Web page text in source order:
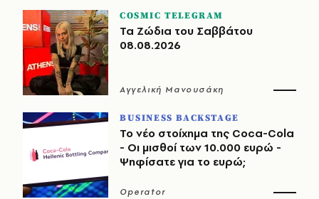
COSMIC TELEGRAM
Τα Ζώδια του Σαββάτου
08.08.2026
Αγγελική Μανουσάκη
BUSINESS BACKSTAGE
Το νέο στοίχημα της Coca-Cola
- Οι μισθοί των 10.000 ευρώ -
Ψηφίσατε για το ευρώ;
Operator